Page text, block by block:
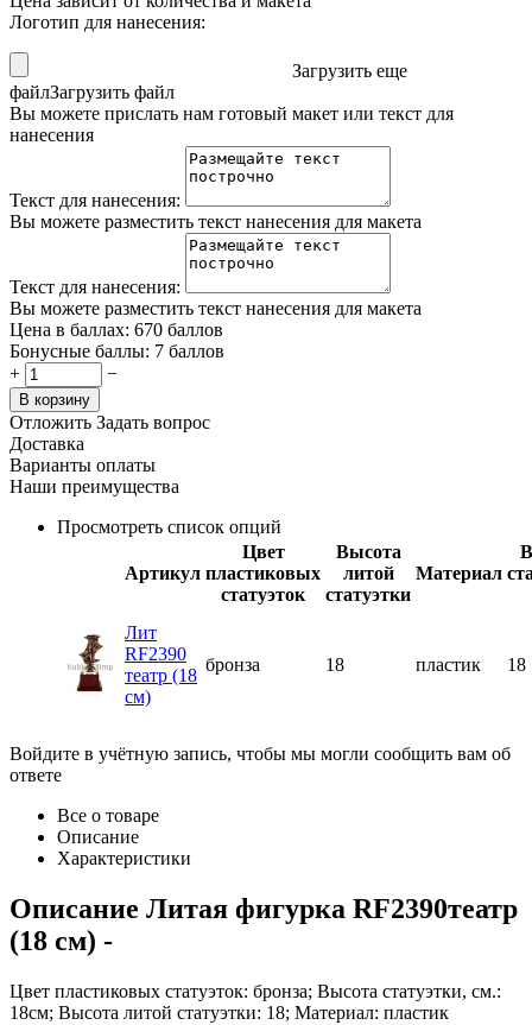
Логотип для нанесения:
Загрузить еще
файлЗагрузить файл
Вы можете прислать нам готовый макет или текст для
нанесения
Текст для нанесения:
Вы можете разместить текст нанесения для макета
Текст для нанесения:
Вы можете разместить текст нанесения для макета
Цена в баллах: 670 баллов
Бонусные баллы: 7 баллов
+
−
В корзину
Отложить Задать вопрос
Доставка
Варианты оплаты
Наши преимущества
Просмотреть список опций
Артикул
Цвет
пластиковых
статуэток
Высота
литой
статуэтки
Материал
Лит
RF2390
театр (18
см)
бронза 18 пластик 18
Войдите в учётную запись, чтобы мы могли сообщить вам об
ответе
Все о товаре
Описание
Характеристики
Описание Литая фигурка RF2390театр
(18 см) -
Цвет пластиковых статуэток: бронза; Высота статуэтки, см.:
18см; Высота литой статуэтки: 18; Материал: пластик